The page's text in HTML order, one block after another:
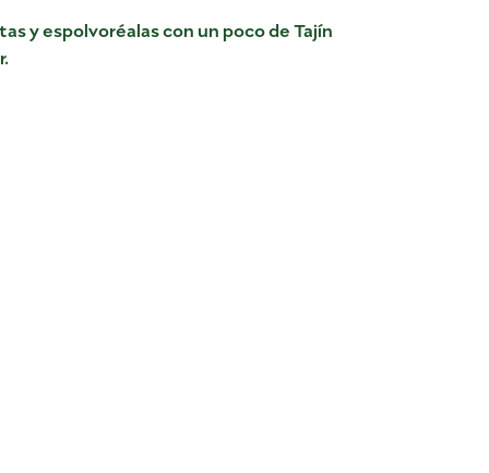
y espolvoréalas con un poco de Tajín